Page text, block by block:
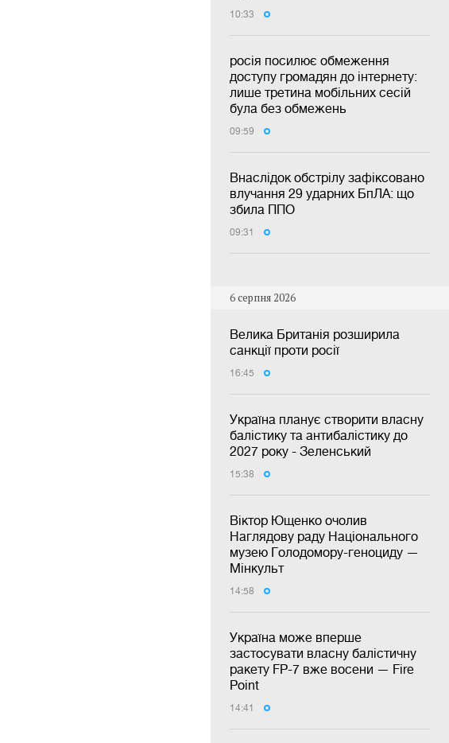
10:33
росія посилює обмеження
доступу громадян до інтернету:
лише третина мобільних сесій
була без обмежень
09:59
Внаслідок обстрілу зафіксовано
влучання 29 ударних БпЛА: що
збила ППО
09:31
6 серпня 2026
Велика Британія розширила
санкції проти росії
16:45
Україна планує створити власну
балістику та антибалістику до
2027 року - Зеленський
15:38
Віктор Ющенко очолив
Наглядову раду Національного
музею Голодомору-геноциду —
Мінкульт
14:58
Україна може вперше
застосувати власну балістичну
ракету FP-7 вже восени — Fire
Point
14:41